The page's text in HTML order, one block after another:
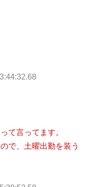
て言ってます。
で、土曜出勤を装う